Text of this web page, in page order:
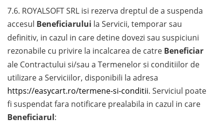
7.6. ROYALSOFT SRL isi rezerva dreptul de a suspenda
accesul Beneficiarului la Servicii, temporar sau
definitiv, in cazul in care detine dovezi sau suspiciuni
rezonabile cu privire la incalcarea de catre Beneficiar
ale Contractului si/sau a Termenelor si conditiilor de
utilizare a Serviciilor, disponibili la adresa
https://easycart.ro/termene-si-conditii. Serviciul poate
fi suspendat fara notificare prealabila in cazul in care
Beneficiarul: